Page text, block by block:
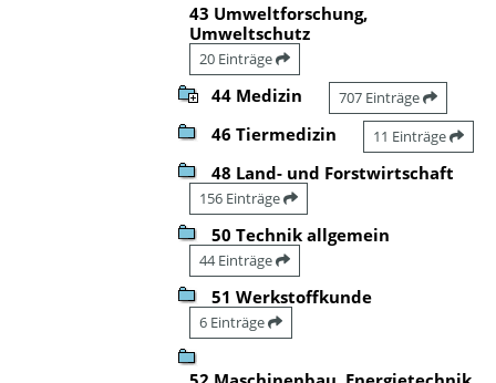
43 Umweltforschung,
Umweltschutz
20 Einträge
44 Medizin 707 Einträge
46 Tiermedizin 11 Einträge
48 Land- und Forstwirtschaft
156 Einträge
50 Technik allgemein
44 Einträge
51 Werkstoffkunde
6 Einträge